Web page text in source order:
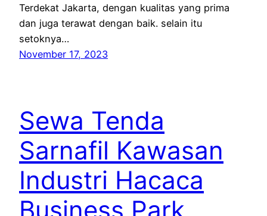
Terdekat Jakarta, dengan kualitas yang prima
dan juga terawat dengan baik. selain itu
setoknya…
November 17, 2023
Sewa Tenda
Sarnafil Kawasan
Industri Hacaca